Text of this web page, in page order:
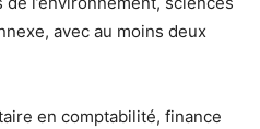
avec au moins deux
en comptabilité, finance